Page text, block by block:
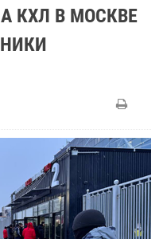
КХЛ В МОСКВЕ